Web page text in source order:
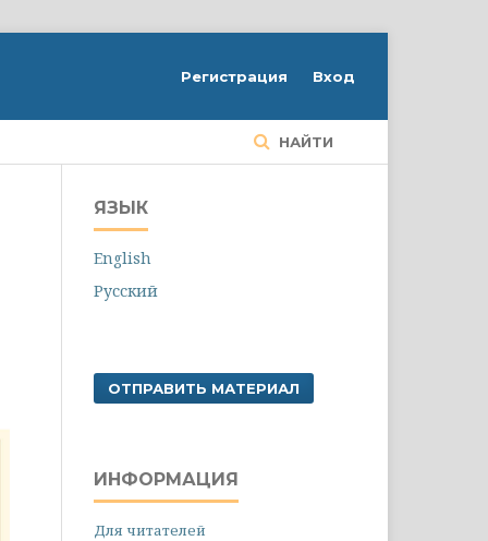
НАЙТИ
Регистрация Вход
ЯЗЫК
English
Русский
ОТПРАВИТЬ МАТЕРИАЛ
ИНФОРМАЦИЯ
Для читателей